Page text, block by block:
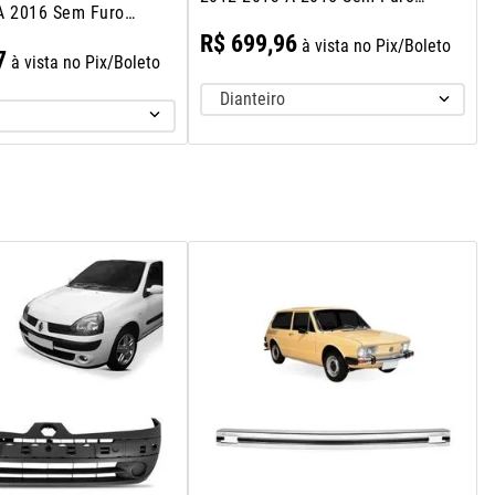
2016 Sem Furo
à vista no Pix/Boleto
R$ 699,96à vista no Pix/Boleto
Dianteiro